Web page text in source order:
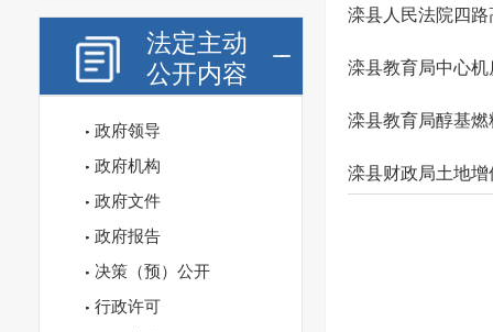
法定主动
公开内容
政府领导
政府机构
政府文件
政府报告
决策（预）公开
行政许可
滦县人民法院四路
滦县教育局中心机
滦县教育局醇基燃
滦县财政局土地增